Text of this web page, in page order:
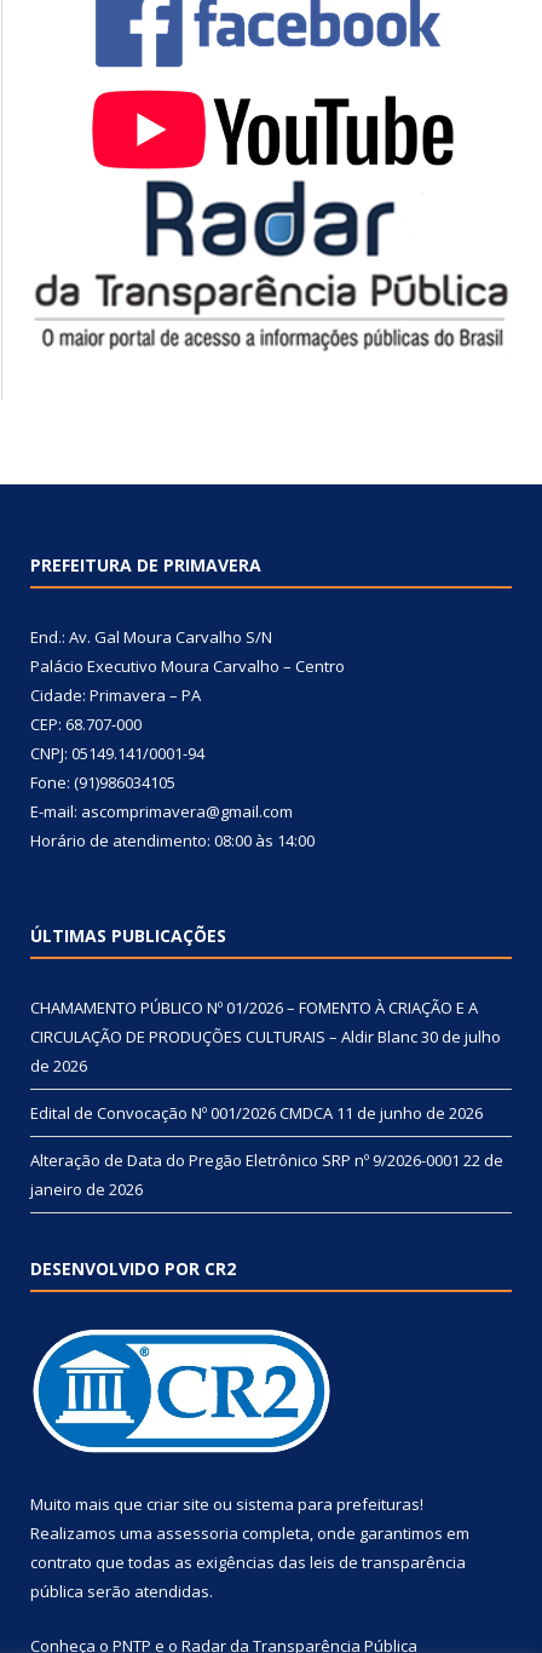
PREFEITURA DE PRIMAVERA
End.: Av. Gal Moura Carvalho S/N
Palácio Executivo Moura Carvalho – Centro
Cidade: Primavera – PA
CEP: 68.707-000
CNPJ: 05149.141/0001-94
Fone: (91)986034105
E-mail: ascomprimavera@gmail.com
Horário de atendimento: 08:00 às 14:00
ÚLTIMAS PUBLICAÇÕES
CHAMAMENTO PÚBLICO Nº 01/2026 – FOMENTO À CRIAÇÃO E A
CIRCULAÇÃO DE PRODUÇÕES CULTURAIS – Aldir Blanc30 de julho
de 2026
Edital de Convocação Nº 001/2026 CMDCA 11 de junho de 2026
Alteração de Data do Pregão Eletrônico SRP nº 9/2026-0001 22 de
janeiro de 2026
DESENVOLVIDO POR CR2
Muito mais que criar site ou sistema para prefeituras!
Realizamos uma assessoria completa, onde garantimos em
contrato que todas as exigências das leis de transparência
pública serão atendidas.
Conheça o PNTP e o Radar da Transparência Pública